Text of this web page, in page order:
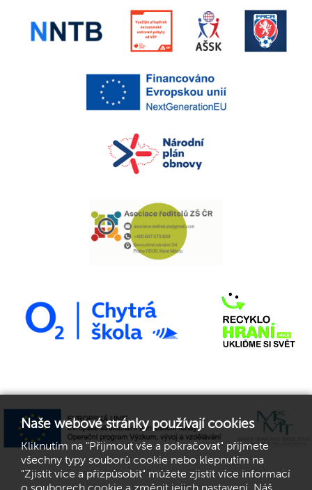
Naše webové stránky používají cookies
Kliknutím na "Přijmout vše a pokračovat" přijmete
všechny typy souborů cookie nebo klepnutím na
"Zjistit více a přizpůsobit" můžete zjistit více informací